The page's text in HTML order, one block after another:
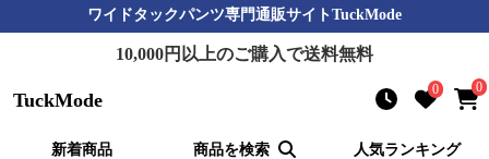
ワイドタックパンツ専門通販サイトTuckMode
10,000円以上のご購入で送料無料
TuckMode 0 0
新着商品 商品を検索 人気ランキング